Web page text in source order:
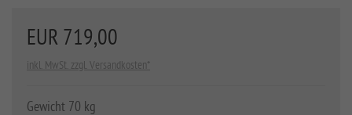
EUR 719,00
inkl. MwSt. zzgl. Versandkosten*
Gewicht 70 kg